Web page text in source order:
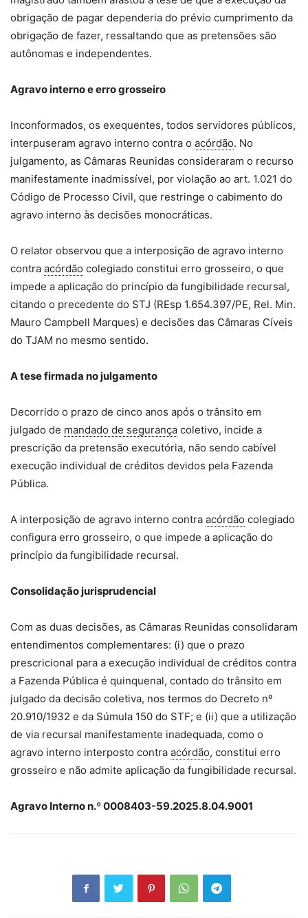
obrigação de pagar dependeria do prévio cumprimento da
obrigação de fazer, ressaltando que as pretensões são
autônomas e independentes.
Agravo interno e erro grosseiro
Inconformados, os exequentes, todos servidores públicos,
interpuseram agravo interno contra o acórdão. No
julgamento, as Câmaras Reunidas consideraram o recurso
manifestamente inadmissível, por violação ao art. 1.021 do
Código de Processo Civil, que restringe o cabimento do
agravo interno às decisões monocráticas.
O relator observou que a interposição de agravo interno
contra acórdão colegiado constitui erro grosseiro, o que
impede a aplicação do princípio da fungibilidade recursal,
citando o precedente do STJ (REsp 1.654.397/PE, Rel. Min.
Mauro Campbell Marques) e decisões das Câmaras Cíveis
do TJAM no mesmo sentido.
A tese firmada no julgamento
Decorrido o prazo de cinco anos após o trânsito em
julgado de mandado de segurança coletivo, incide a
prescrição da pretensão executória, não sendo cabível
execução individual de créditos devidos pela Fazenda
Pública.
A interposição de agravo interno contra acórdão colegiado
configura erro grosseiro, o que impede a aplicação do
princípio da fungibilidade recursal.
Consolidação jurisprudencial
Com as duas decisões, as Câmaras Reunidas consolidaram
entendimentos complementares: (i) que o prazo
prescricional para a execução individual de créditos contra
a Fazenda Pública é quinquenal, contado do trânsito em
julgado da decisão coletiva, nos termos do Decreto nº
20.910/1932 e da Súmula 150 do STF; e (ii) que a utilização
de via recursal manifestamente inadequada, como o
agravo interno interposto contra acórdão, constitui erro
grosseiro e não admite aplicação da fungibilidade recursal.
Agravo Interno n.º 0008403-59.2025.8.04.9001